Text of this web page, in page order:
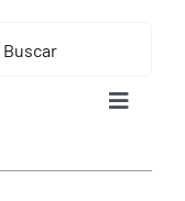
Toggle